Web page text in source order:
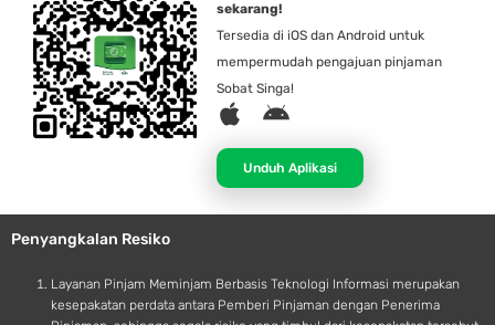
sekarang!
Tersedia di iOS dan Android untuk
mempermudah pengajuan pinjaman
Sobat Singa!
A
p
l
e
A
d
r
o
d
Unduh Aplikasi
Penyangkalan Resiko
Layanan Pinjam Meminjam Berbasis Teknologi Informasi merupakan
kesepakatan perdata antara Pemberi Pinjaman dengan Penerima